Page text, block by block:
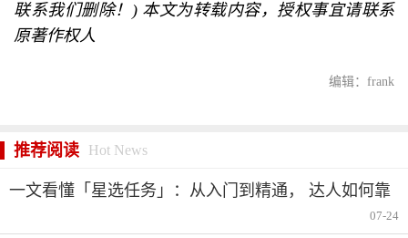
联系我们删除！) 本文为转载内容，授权事宜请联系
原著作权人
编辑：frank
推荐阅读 Hot News
一文看懂「星选任务」：从入门到精通， 达人如何靠
07-24